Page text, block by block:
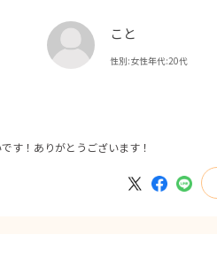
こと
性別:女性年代:20代
す！ありがとうございます！